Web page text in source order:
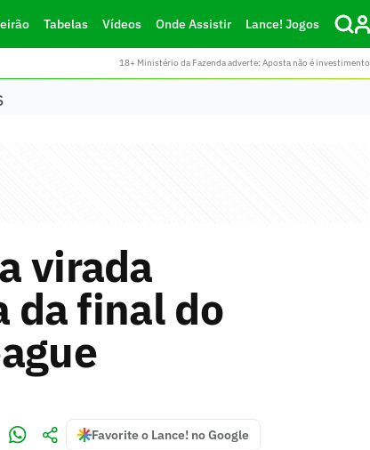
Tabelas Vídeos Onde Assistir Lance! Jogos
18+ Ministério da Fazenda adverte: Aposta não é investimento
virada
da final do
Favorite o Lance! no Google